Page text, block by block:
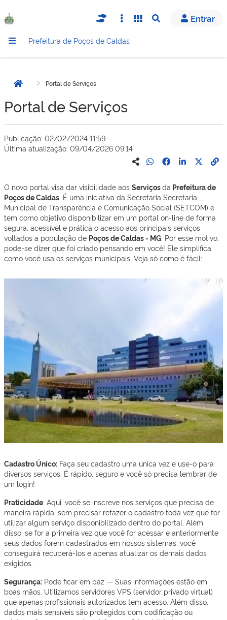
Abrir buscaEntrar
Prefeitura de Poços de Caldas
Página inicialPortal de Serviços
Portal de Serviços
Publicação: 02/02/2024 11:59
Última atualização: 09/04/2026 09:14
O novo portal visa dar visibilidade aos Serviçosda Prefeitura de
Poços de Caldas . É uma iniciativa da Secretaria Secretaria
Municipal de Transparência e Comunicação Social (SETCOM) e
tem como objetivo disponibilizar em um portal on-line de forma
segura, acessível e prática o acesso aos principais serviços
voltados a população de Poços de Caldas - MG . Por esse motivo,
pode-se dizer que foi criado pensando em você! Ele simplifica
como você usa os serviços municipais. Veja só como é fácil:
Cadastro Único: Faça seu cadastro uma única vez e use-o para
diversos serviços. É rápido, seguro e você só precisa lembrar de
um login!
Praticidade: Aqui, você se inscreve nos serviços que precisa de
maneira rápida, sem precisar refazer o cadastro toda vez que for
utilizar algum serviço disponibilizado dentro do portal. Além
disso, se for a primeira vez que você for acessar e anteriormente
seus dados forem cadastrados em nossos sistemas, você
conseguirá recuperá-los e apenas atualizar os demais dados
exigidos.
Segurança: Pode ficar em paz — Suas informações estão em
boas mãos. Utilizamos servidores VPS (servidor privado virtual)
que apenas profissionais autorizados tem acesso. Além disso,
dados mais sensíveis são protegidos com codificação ou